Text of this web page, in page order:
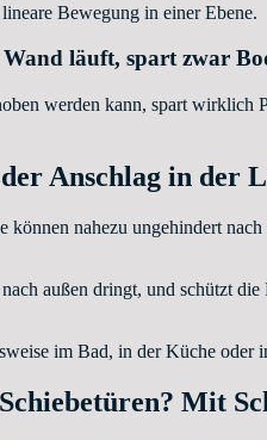
Bewegung in einer Ebene.
läuft, spart zwar
werden kann, spart
Anschlag in der
nahezu ungehindert
außen dringt, und schützt
im Bad, in der Küche
Mit